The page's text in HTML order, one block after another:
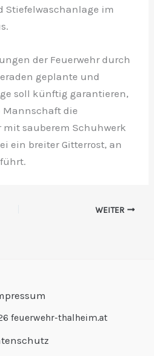
Stiefelwaschanlage im
der Feuerwehr durch
geplante und
soll künftig garantieren,
Mannschaft die
mit sauberem Schuhwerk
ein breiter Gitterrost, an
WEITER
feuerwehr-thalheim.at